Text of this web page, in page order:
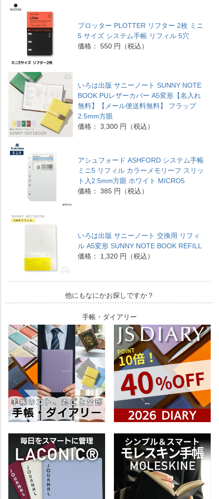
プロッター PLOTTER リフター 2枚 ミニ
5 サイズ システム手帳 リフィル 5穴
価格： 550 円（税込）
いろは出版 サニーノート SUNNY NOTE
BOOK PUレザーカバー A5変形【名入れ
無料】【メール便送料無料】 フラップ
2.5mm方眼
価格： 3,300 円（税込）
アシュフォード ASHFORD システム手帳
ミニ5 リフィル カラーメモリーフ スリッ
ト入2.5mm方眼 ホワイト MICRO5
価格： 385 円（税込）
いろは出版 サニーノート 交換用 リフィ
ル A5変形 SUNNY NOTE BOOK REFILL
価格： 1,320 円（税込）
他にもなにかお探しですか？
手帳・ダイアリー